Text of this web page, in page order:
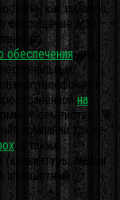
как правило,
сокращение MS) —
по
обеспечениядля
телефонов и
на
— семейства
компании также
, а также
(клавиатуры, мыши
планшетный